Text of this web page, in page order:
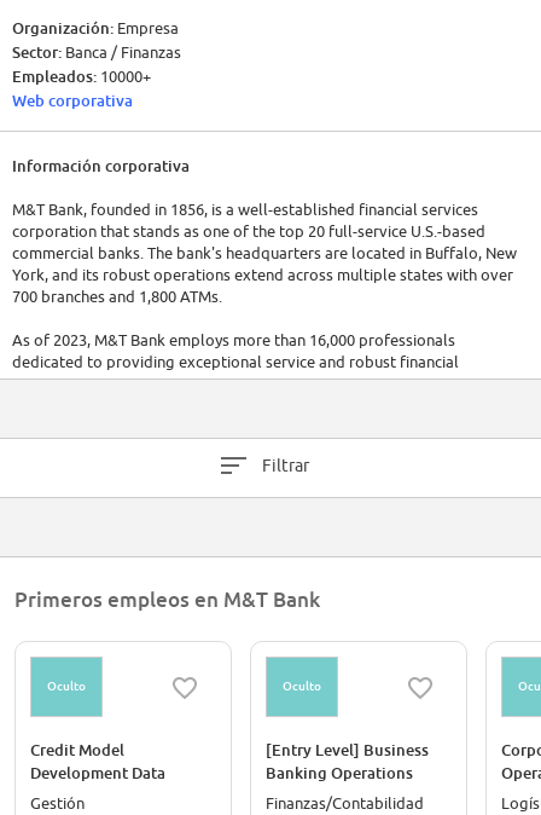
Organización: Empresa
Sector: Banca / Finanzas
Empleados: 10000+
Web corporativa
Información corporativa
M&T Bank, founded in 1856, is a well-established financial services
corporation that stands as one of the top 20 full-service U.S.-based
commercial banks. The bank's headquarters are located in Buffalo, New
York, and its robust operations extend across multiple states with over
700 branches and 1,800 ATMs.
As of 2023, M&T Bank employs more than 16,000 professionals
dedicated to providing exceptional service and robust financial
solutions. Its offerings span a wide range of services, including
Filtrar
Primeros empleos en M&T Bank
Oculto
Credit Model
Development Data
Architect Expert
Gestión
Oculto
[Entry Level] Business
Banking Operations
Associate (Loan Workout
Finanzas/Contabilidad